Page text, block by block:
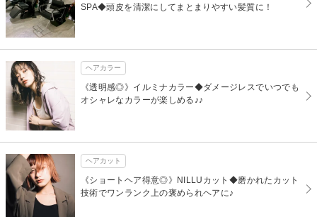
SPA◆頭皮を清潔にしてまとまりやすい髪質に！
ヘアカラー
《透明感◎》イルミナカラー◆ダメージレスでいつでも
オシャレなカラーが楽しめる♪♪
ヘアカット
《ショートヘア得意◎》NILLUカット◆磨かれたカット
技術でワンランク上の褒められヘアに♪